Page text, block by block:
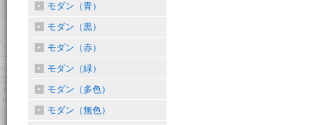
モダン（青）
モダン（黒）
モダン（赤）
モダン（緑）
モダン（多色）
モダン（無色）